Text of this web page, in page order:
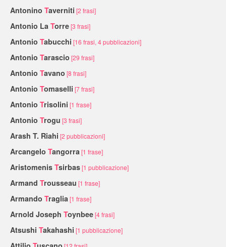
Antonino Taverniti [2 frasi]
Antonio La Torre[3 frasi]
Antonio Tabucchi [16 frasi, 4 pubblicazioni]
Antonio Tarascio [29 frasi]
Antonio Tavano [8 frasi]
Antonio Tomaselli [7 frasi]
Antonio Trisolini [1 frase]
Antonio Trogu [3 frasi]
Arash T. Riahi [2 pubblicazioni]
Arcangelo Tangorra [1 frase]
Aristomenis Tsirbas[1 pubblicazione]
Armand Trousseau [1 frase]
Armando Traglia [1 frase]
Arnold Joseph Toynbee[4 frasi]
Atsushi Takahashi [1 pubblicazione]